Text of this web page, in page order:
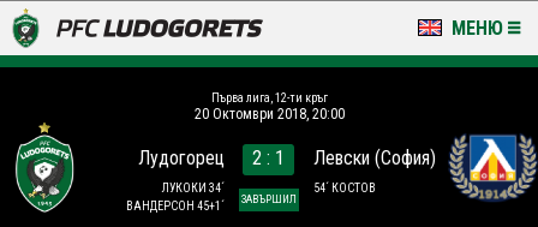
МЕНЮ
LUDOGORETS TV
НА ТЕРЕНА
Първа лига, 12-ти кръг
20 Октомври 2018, 20:00
Лудогорец
ЛУКОКИ 34´
ВАНДЕРСОН 45+1´
2 : 1
ЗАВЪРШИЛ
Левски (София)
54´ КОСТОВ